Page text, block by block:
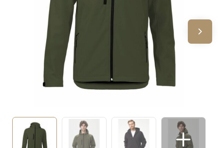
Voor de bouw
Zomergeschenken
Zomerpakketten